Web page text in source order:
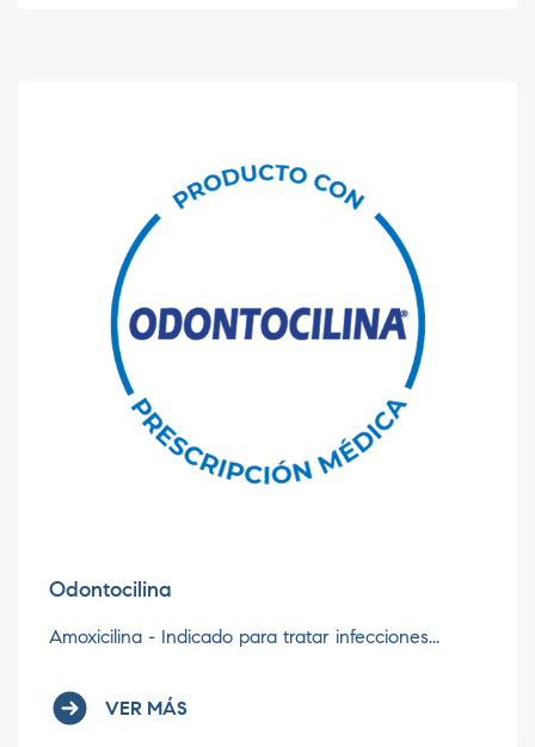
Odontocilina
Amoxicilina - Indicado para tratar infecciones...
VER MÁS